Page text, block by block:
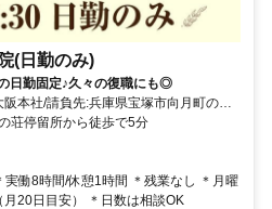
(日勤のみ)
日勤固定♪久々の復職にも◎
本社/請負先:兵庫県宝塚市向月町の病
荘停留所から徒歩で5分
働8時間/休憩1時間 ＊残業なし ＊月曜
20日目安） ＊日数は相談OK